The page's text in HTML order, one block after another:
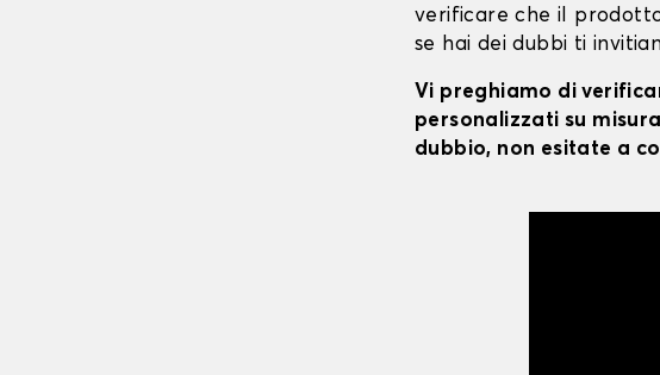
verificare che il
se hai dei dubbi ti
Vi preghiamo di
personalizzati su
dubbio, non esitate a